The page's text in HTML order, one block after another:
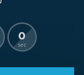
0
sec